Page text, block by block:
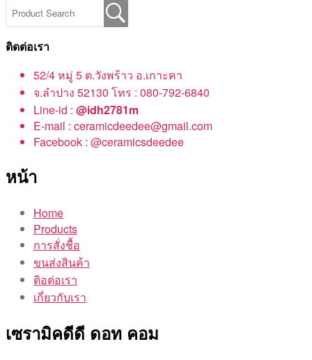
ติดต่อเรา
52/4 หมู่ 5 ต.วังพร้าว อ.เกาะคา
จ.ลำปาง 52130 โทร : 080-792-6840
Line-id : @idh2781m
E-mail : ceramicdeedee@gmail.com
Facebook : @ceramicsdeedee
หน้า
Home
Products
การสั่งชื้อ
ขนส่งสินค้า
ติอต่อเรา
เกี่ยวกับเรา
เซรามิคดีดี ดอท คอม